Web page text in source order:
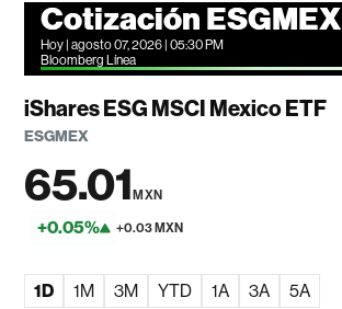
Cotización ESGMEX
Hoy | agosto 07, 2026 | 05:30 PM
Bloomberg Línea
iShares ESG MSCI Mexico ETF
ESGMEX
65.01MXN
+0.05% +0.03 MXN
1D 1M 3M YTD 1A 3A 5A